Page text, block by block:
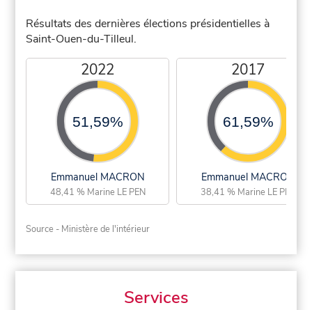
Résultats des dernières élections présidentielles à
Saint-Ouen-du-Tilleul.
2022
51,59%
Emmanuel MACRON
48,41 % Marine LE PEN
2017
61,59%
Emmanuel MACRON
38,41 % Marine LE PEN
Source - Ministère de l'intérieur
Services